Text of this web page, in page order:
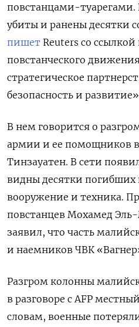
повстанцами-туарегами.
убиты и ранены десятки
пишет Reuters со
повстанческого
стратегическое
безопасность и развитие»
В нем говорится о
армии и ее помощников
Тинзауатен. В сети
видны десятки погибших
вооружение и техника.
повстанцев Мохамед
заявил, что часть
и наемников ЧВК
Разгром колонны
в разговоре с AFP
словам, военные